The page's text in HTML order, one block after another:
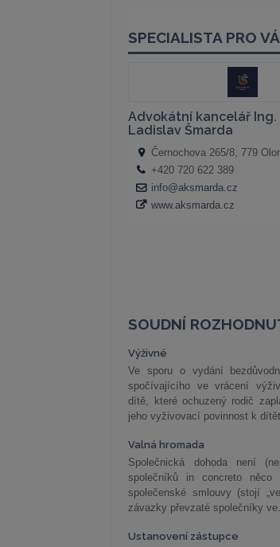
SOUDNÍ
Výživné
Ve sporu o vydání
spočívajícího ve vrácení
dítě, které ochuzený rodič
jeho vyživovací povinnost k
Valná hromada
Společnická dohoda není
společníků in concreto něco
společenské smlouvy (stojí
závazky převzaté společníky
Ustanovení zástupce